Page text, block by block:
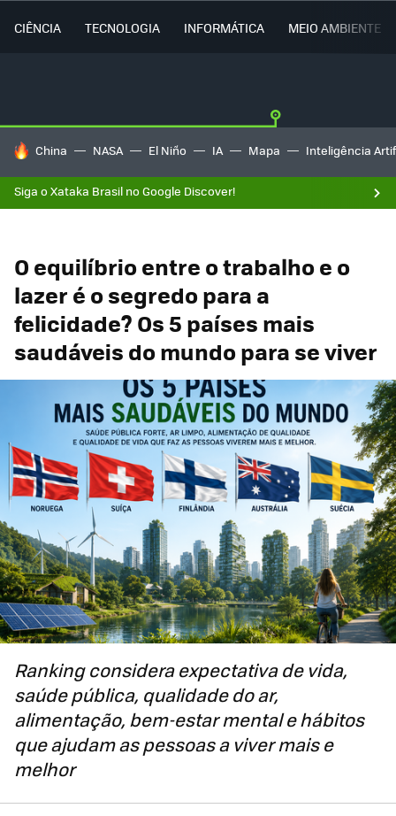
CIÊNCIA TECNOLOGIA INFORMÁTICA MEIO AMBIENTE
TENDÊNCIAS DO DIA
China NASA El Niño IA Mapa Inteligência
Siga o Xataka Brasil no Google Discover!
O equilíbrio entre o trabalho e o
lazer é o segredo para a
felicidade? Os 5 países mais
saudáveis do mundo para se viver
Ranking considera expectativa de vida,
saúde pública, qualidade do ar,
alimentação, bem-estar mental e hábitos
que ajudam as pessoas a viver mais e
melhor